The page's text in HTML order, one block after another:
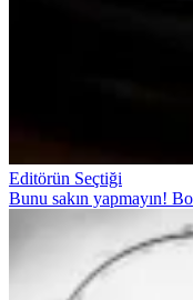
Editörün Seçtiği
Bunu sakın yapmayın!